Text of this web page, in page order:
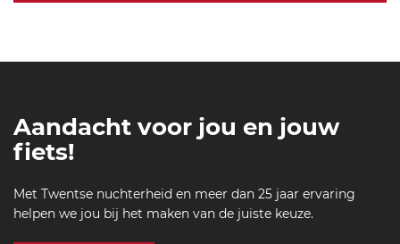
Aandacht voor jou en jouw
fiets!
Met Twentse nuchterheid en meer dan 25 jaar ervaring
helpen we jou bij het maken van de juiste keuze.